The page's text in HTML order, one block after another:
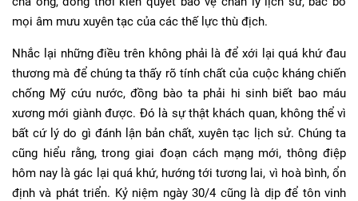
mọi âm mưu xuyên tạc của các thế lực thù địch.
Nhắc lại những điều trên không phải là để xới lại quá khứ đau
thương mà để chúng ta thấy rõ tính chất của cuộc kháng chiến
chống Mỹ cứu nước, đồng bào ta phải hi sinh biết bao máu
xương mới giành được. Đó là sự thật khách quan, không thể vì
bất cứ lý do gì đánh lận bản chất, xuyên tạc lịch sử. Chúng ta
cũng hiểu rằng, trong giai đoạn cách mạng mới, thông điệp
hôm nay là gác lại quá khứ, hướng tới tương lai, vì hoà bình, ổn
định và phát triển. Kỷ niệm ngày 30/4 cũng là dịp để tôn vinh